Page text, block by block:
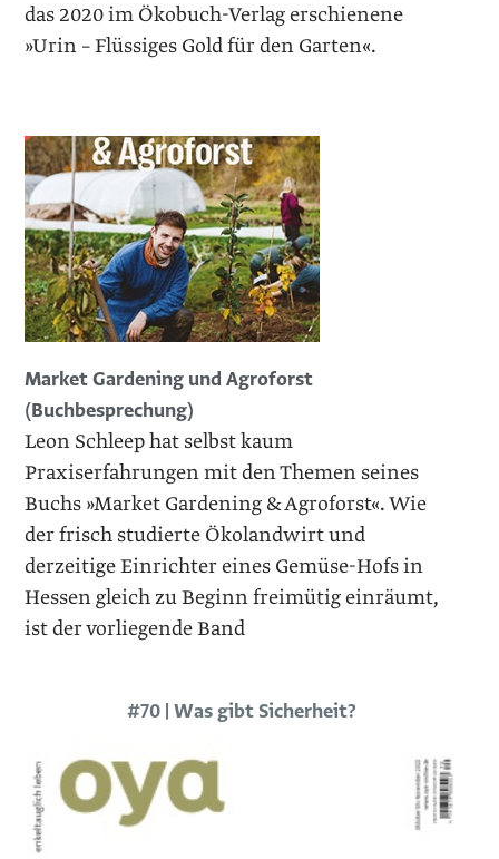
das 2020 im Ökobuch-Verlag erschienene
»Urin – Flüssiges Gold für den Garten«.
Market Gardening und Agroforst
(Buchbesprechung)
Leon Schleep hat selbst kaum
Praxiserfahrungen mit den Themen seines
Buchs »Market Gardening & Agroforst«. Wie
der frisch studierte Ökolandwirt und
derzeitige Einrichter eines Gemüse-Hofs in
Hessen gleich zu Beginn freimütig einräumt,
ist der vorliegende Band
#70 | Was gibt Sicherheit?